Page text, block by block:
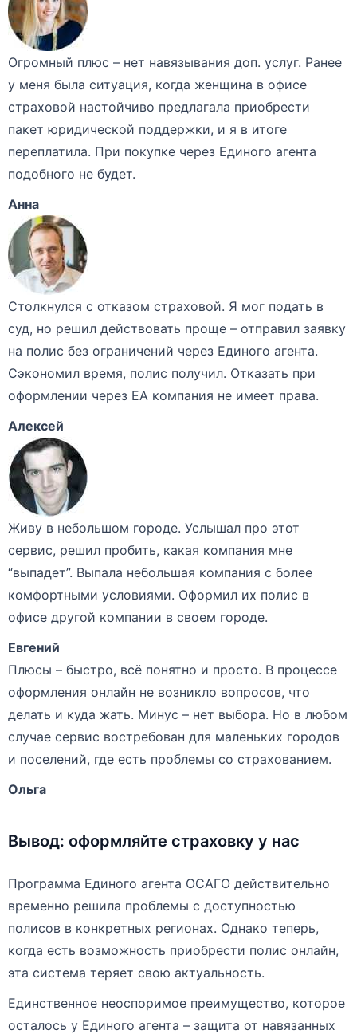
Огромный плюс – нет навязывания доп. услуг. Ранее
у меня была ситуация, когда женщина в офисе
страховой настойчиво предлагала приобрести
пакет юридической поддержки, и я в итоге
переплатила. При покупке через Единого агента
подобного не будет.
Анна
Столкнулся с отказом страховой. Я мог подать в
суд, но решил действовать проще – отправил заявку
на полис без ограничений через Единого агента.
Сэкономил время, полис получил. Отказать при
оформлении через ЕА компания не имеет права.
Алексей
Живу в небольшом городе. Услышал про этот
сервис, решил пробить, какая компания мне
“выпадет”. Выпала небольшая компания с более
комфортными условиями. Оформил их полис в
офисе другой компании в своем городе.
Евгений
Плюсы – быстро, всё понятно и просто. В процессе
оформления онлайн не возникло вопросов, что
делать и куда жать. Минус – нет выбора. Но в любом
случае сервис востребован для маленьких городов
и поселений, где есть проблемы со страхованием.
Ольга
Вывод: оформляйте страховку у нас
Программа Единого агента ОСАГО действительно
временно решила проблемы с доступностью
полисов в конкретных регионах. Однако теперь,
когда есть возможность приобрести полис онлайн,
эта система теряет свою актуальность.
Единственное неоспоримое преимущество, которое
осталось у Единого агента – защита от навязанных